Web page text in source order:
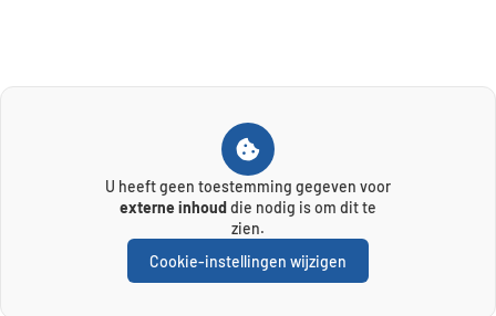
U heeft geen toestemming gegeven voor
externe inhouddie nodig is om dit te
zien.
Cookie-instellingen wijzigen